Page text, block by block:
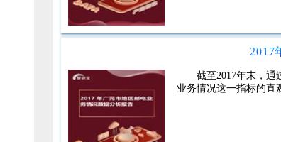
2017
截至2017年末，
业务情况这一指标的直